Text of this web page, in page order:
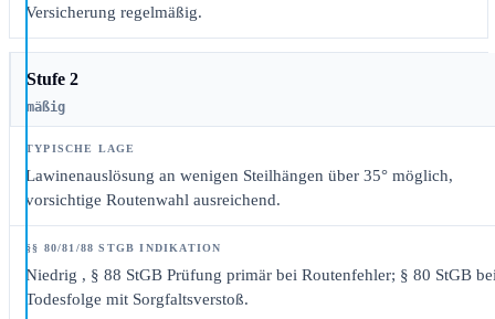
Versicherung regelmäßig.
Stufe 2
mäßig
Lawinenauslösung an wenigen Steilhängen über 35° möglich,
vorsichtige Routenwahl ausreichend.
Niedrig , § 88 StGB Prüfung primär bei Routenfehler; § 80 StGB
Todesfolge mit Sorgfaltsverstoß.